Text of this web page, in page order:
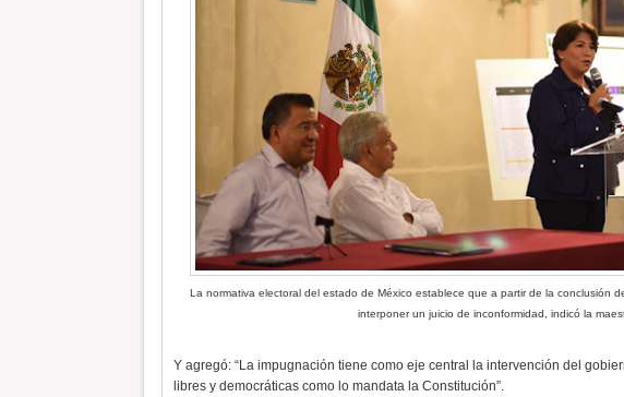
La normativa electoral del estado de México establece que a partir de la conclusión
interponer un juicio de inconformidad, indicó la
Y agregó: “La impugnación tiene como eje central la intervención del
libres y democráticas como lo mandata la Constitución”.